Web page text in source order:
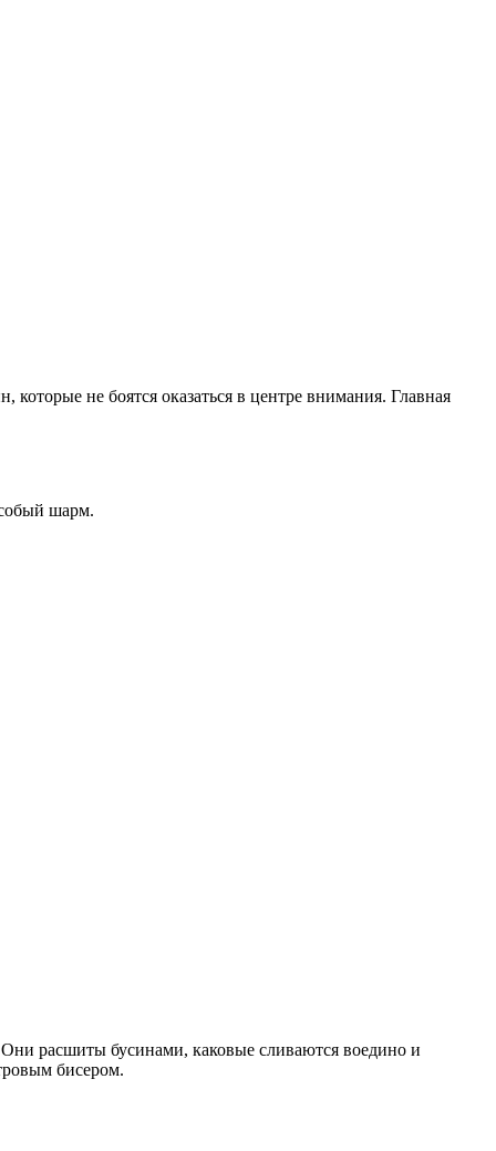
не боятся оказаться в центре внимания. Главная
шарм.
расшиты бусинами, каковые сливаются воедино и
бисером.